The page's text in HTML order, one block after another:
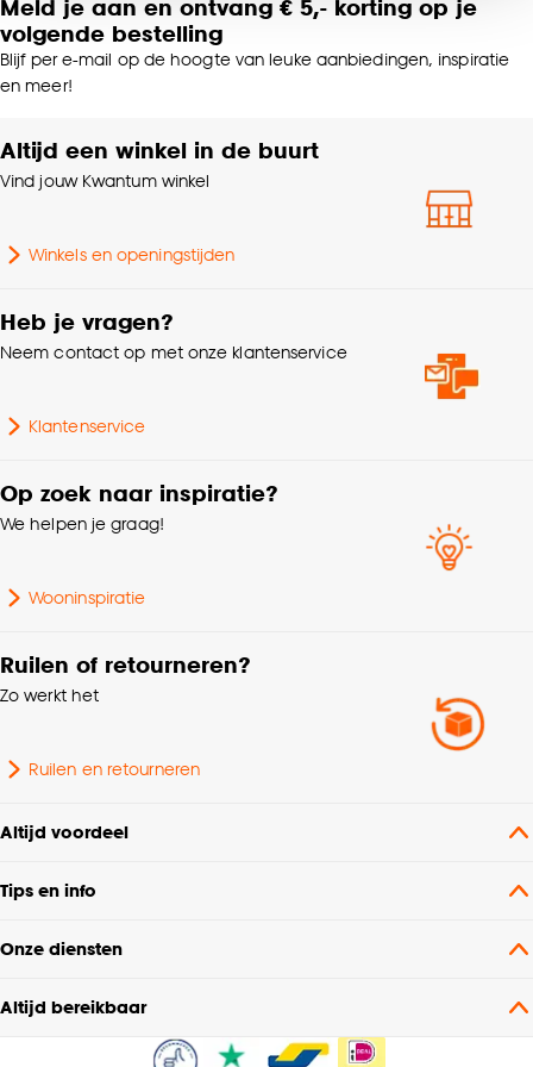
noodzakelijke cookies te accepteren. Je kunt er ook
voor kiezen om bepaalde cookies wel of niet te
accepteren door op ‘Cookies aanpassen’ te
klikken.
Goed om te weten is dat je deze keuze altijd nog
kan aanpassen, bekijk hiervoor onze
Lengte 2.5 CM
Gewicht
Garantietermijn 24 maanden
Meld je aan en ontvang € 5,- korting op je
volgende bestelling
Blijf per e-mail op de hoogte van leuke aanbiedingen, inspiratie
en meer!
Altijd een winkel in de buurt
Vind jouw Kwantum winkel
Winkels en openingstijden
Heb je vragen?
Neem contact op met onze klantenservice
Klantenservice
Op zoek naar inspiratie?
We helpen je graag!
Wooninspiratie
Ruilen of retourneren?
Zo werkt het
Ruilen en retourneren
Altijd voordeel
Tips en info
Onze diensten
Altijd bereikbaar